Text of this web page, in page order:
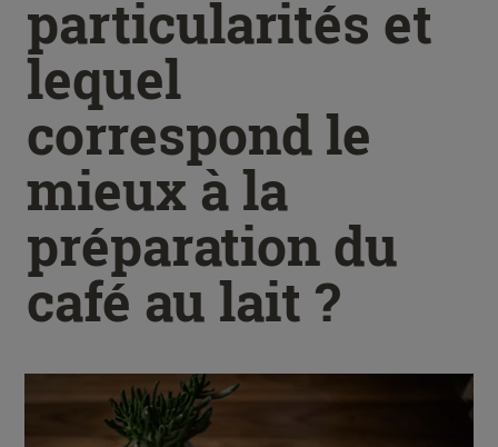
particularités et
lequel
correspond le
mieux à la
préparation du
café au lait ?